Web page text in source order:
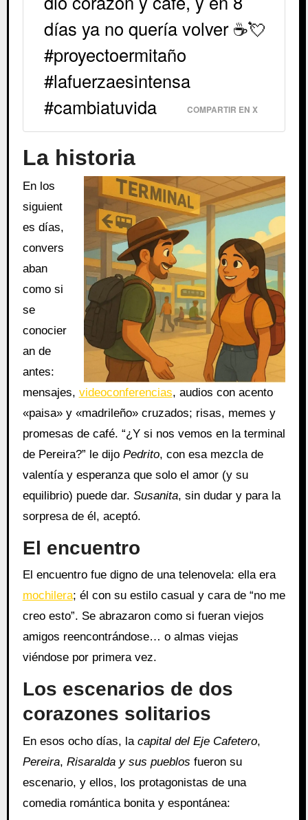
días ya no quería volver ☕💘
#proyectoermitaño
#lafuerzaesintensa
#cambiatuvida
COMPARTIR EN X
La historia
En los
siguient
es días,
convers
aban
como si
se
conocier
an de
antes:
mensajes, videoconferencias, audios con acento
«paisa» y «madrileño» cruzados; risas, memes y
promesas de café. “¿Y si nos vemos en la terminal
de Pereira?” le dijo Pedrito, con esa mezcla de
valentía y esperanza que solo el amor (y su
equilibrio) puede dar. Susanita, sin dudar y para la
sorpresa de él, aceptó.
El encuentro
El encuentro fue digno de una telenovela: ella era
mochilera; él con su estilo casual y cara de “no me
creo esto”. Se abrazaron como si fueran viejos
amigos reencontrándose… o almas viejas
viéndose por primera vez.
Los escenarios de dos
corazones solitarios
En esos ocho días, la capital del Eje Cafetero,
Pereira, Risaralda y sus pueblos fueron su
escenario, y ellos, los protagonistas de una
comedia romántica bonita y espontánea: